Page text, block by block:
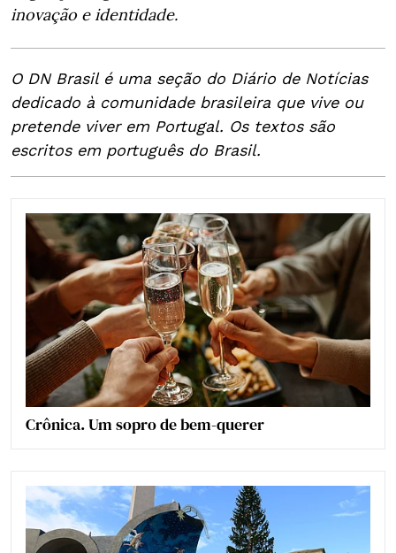
inovação e identidade.
O DN Brasil é uma seção do Diário de Notícias
dedicado à comunidade brasileira que vive ou
pretende viver em Portugal. Os textos são
escritos em português do Brasil.
Crônica. Um sopro de bem-querer